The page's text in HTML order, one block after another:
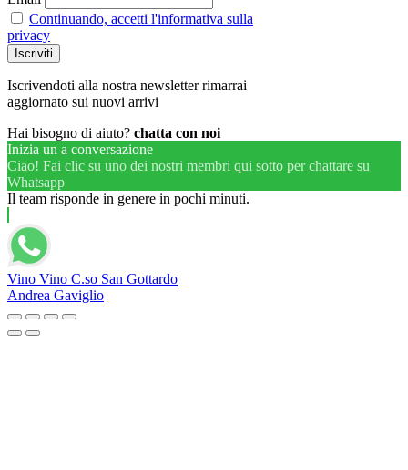
Continuando, accetti l'informativa sulla
privacy
Iscrivendoti alla nostra newsletter rimarrai
aggiornato sui nuovi arrivi
Hai bisogno di aiuto? chatta con noi
Inizia un a conversazione
Ciao! Fai clic su uno dei nostri membri qui sotto per chattare su
Whatsapp
Il team risponde in genere in pochi minuti.
Vino Vino C.so San Gottardo
Andrea Gaviglio